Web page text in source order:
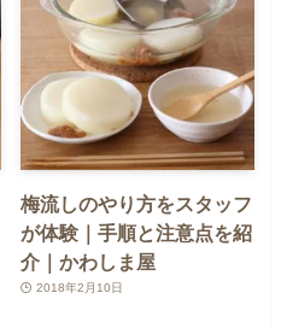
梅流しのやり方をスタッフ
が体験｜手順と注意点を紹
介｜かわしま屋
2018年2月10日